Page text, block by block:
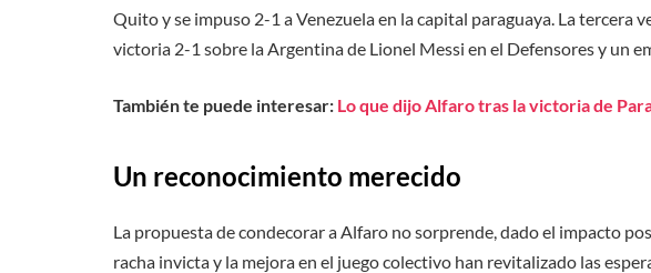
Quito y se impuso 2-1 a Venezuela en la capital paraguaya. La tercera
victoria 2-1 sobre la Argentina de Lionel Messi en el Defensores y un
También te puede interesar: Lo que dijo Alfaro tras la victoria de
Un reconocimiento merecido
La propuesta de condecorar a Alfaro no sorprende, dado el impacto
racha invicta y la mejora en el juego colectivo han revitalizado las